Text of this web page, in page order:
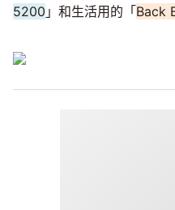
5200 」和生活用的「Back